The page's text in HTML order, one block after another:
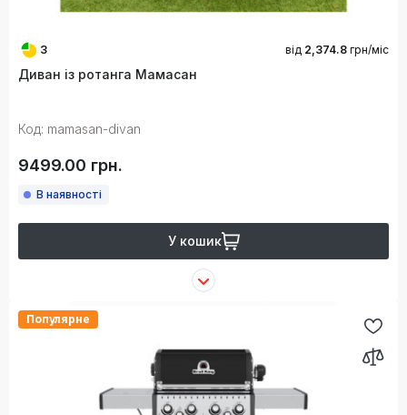
3 від 2,374.8 грн/міс
Диван із ротанга Мамасан
Код: mamasan-divan
9499.00 грн.
В наявності
У кошик
Популярне